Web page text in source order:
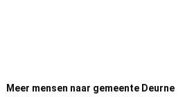
Meer mensen naar gemeente Deurne